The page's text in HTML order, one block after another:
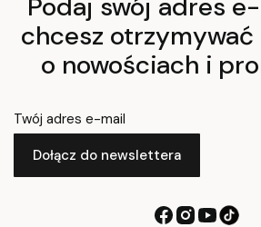
Podaj swój adres
chcesz
o nowościach i
Twój adres e-mail
Dołącz do newslettera